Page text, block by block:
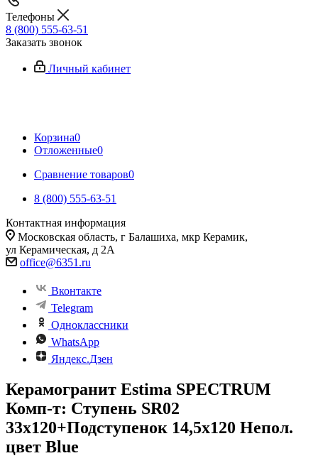
Телефоны
8 (800) 555-63-51
Заказать звонок
Личный кабинет
Корзина0
Отложенные0
Сравнение товаров0
8 (800) 555-63-51
Контактная информация
Московская область, г Балашиха, мкр Керамик,
ул Керамическая, д 2А
office@6351.ru
Вконтакте
Telegram
Одноклассники
WhatsApp
Яндекс.Дзен
Керамогранит Estima SPECTRUM
Комп-т: Ступень SR02
33x120+Подступенок 14,5x120 Непол.
цвет Blue